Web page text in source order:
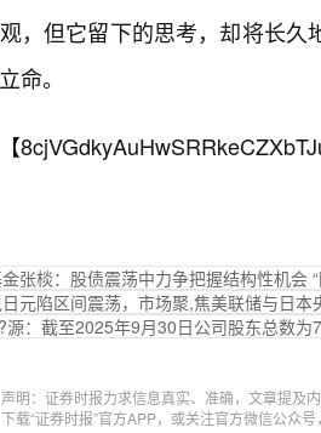
，但它留下的思考，却将长
命。
张棪：股债震荡中力争把握结构性机会
元陷区间震荡，市场聚,焦美联储与日本
源：截至2025年9月30日公司股东总数为
声明：证券时报力求信息真实、准确，文章提及
下载“证券时报”官方APP，或关注官方微信公众